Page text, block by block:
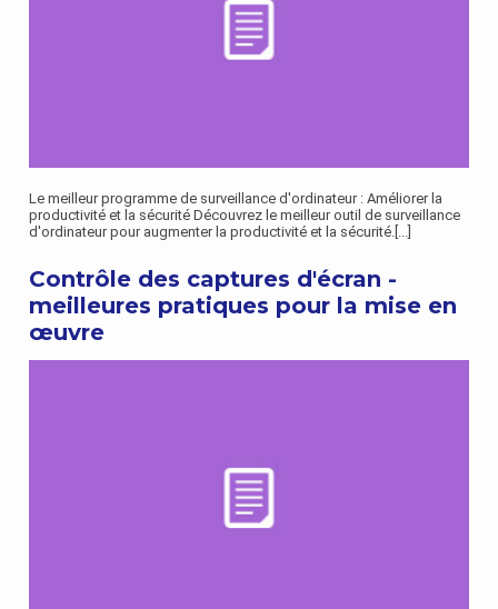
Le meilleur programme de surveillance d'ordinateur : Améliorer la
productivité et la sécurité Découvrez le meilleur outil de surveillance
d'ordinateur pour augmenter la productivité et la sécurité.
Contrôle des captures d'écran -
meilleures pratiques pour la mise en
œuvre